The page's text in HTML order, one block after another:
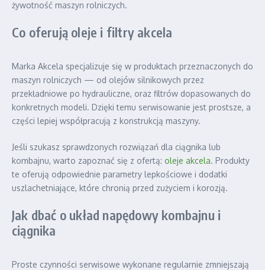
żywotność maszyn rolniczych.
Co oferują oleje i filtry akcela
Marka Akcela specjalizuje się w produktach przeznaczonych do
maszyn rolniczych — od olejów silnikowych przez
przekładniowe po hydrauliczne, oraz filtrów dopasowanych do
konkretnych modeli. Dzięki temu serwisowanie jest prostsze, a
części lepiej współpracują z konstrukcją maszyny.
Jeśli szukasz sprawdzonych rozwiązań dla ciągnika lub
kombajnu, warto zapoznać się z ofertą: oleje akcela. Produkty
te oferują odpowiednie parametry lepkościowe i dodatki
uszlachetniające, które chronią przed zużyciem i korozją.
Jak dbać o układ napędowy kombajnu i
ciągnika
Proste czynności serwisowe wykonane regularnie zmniejszają